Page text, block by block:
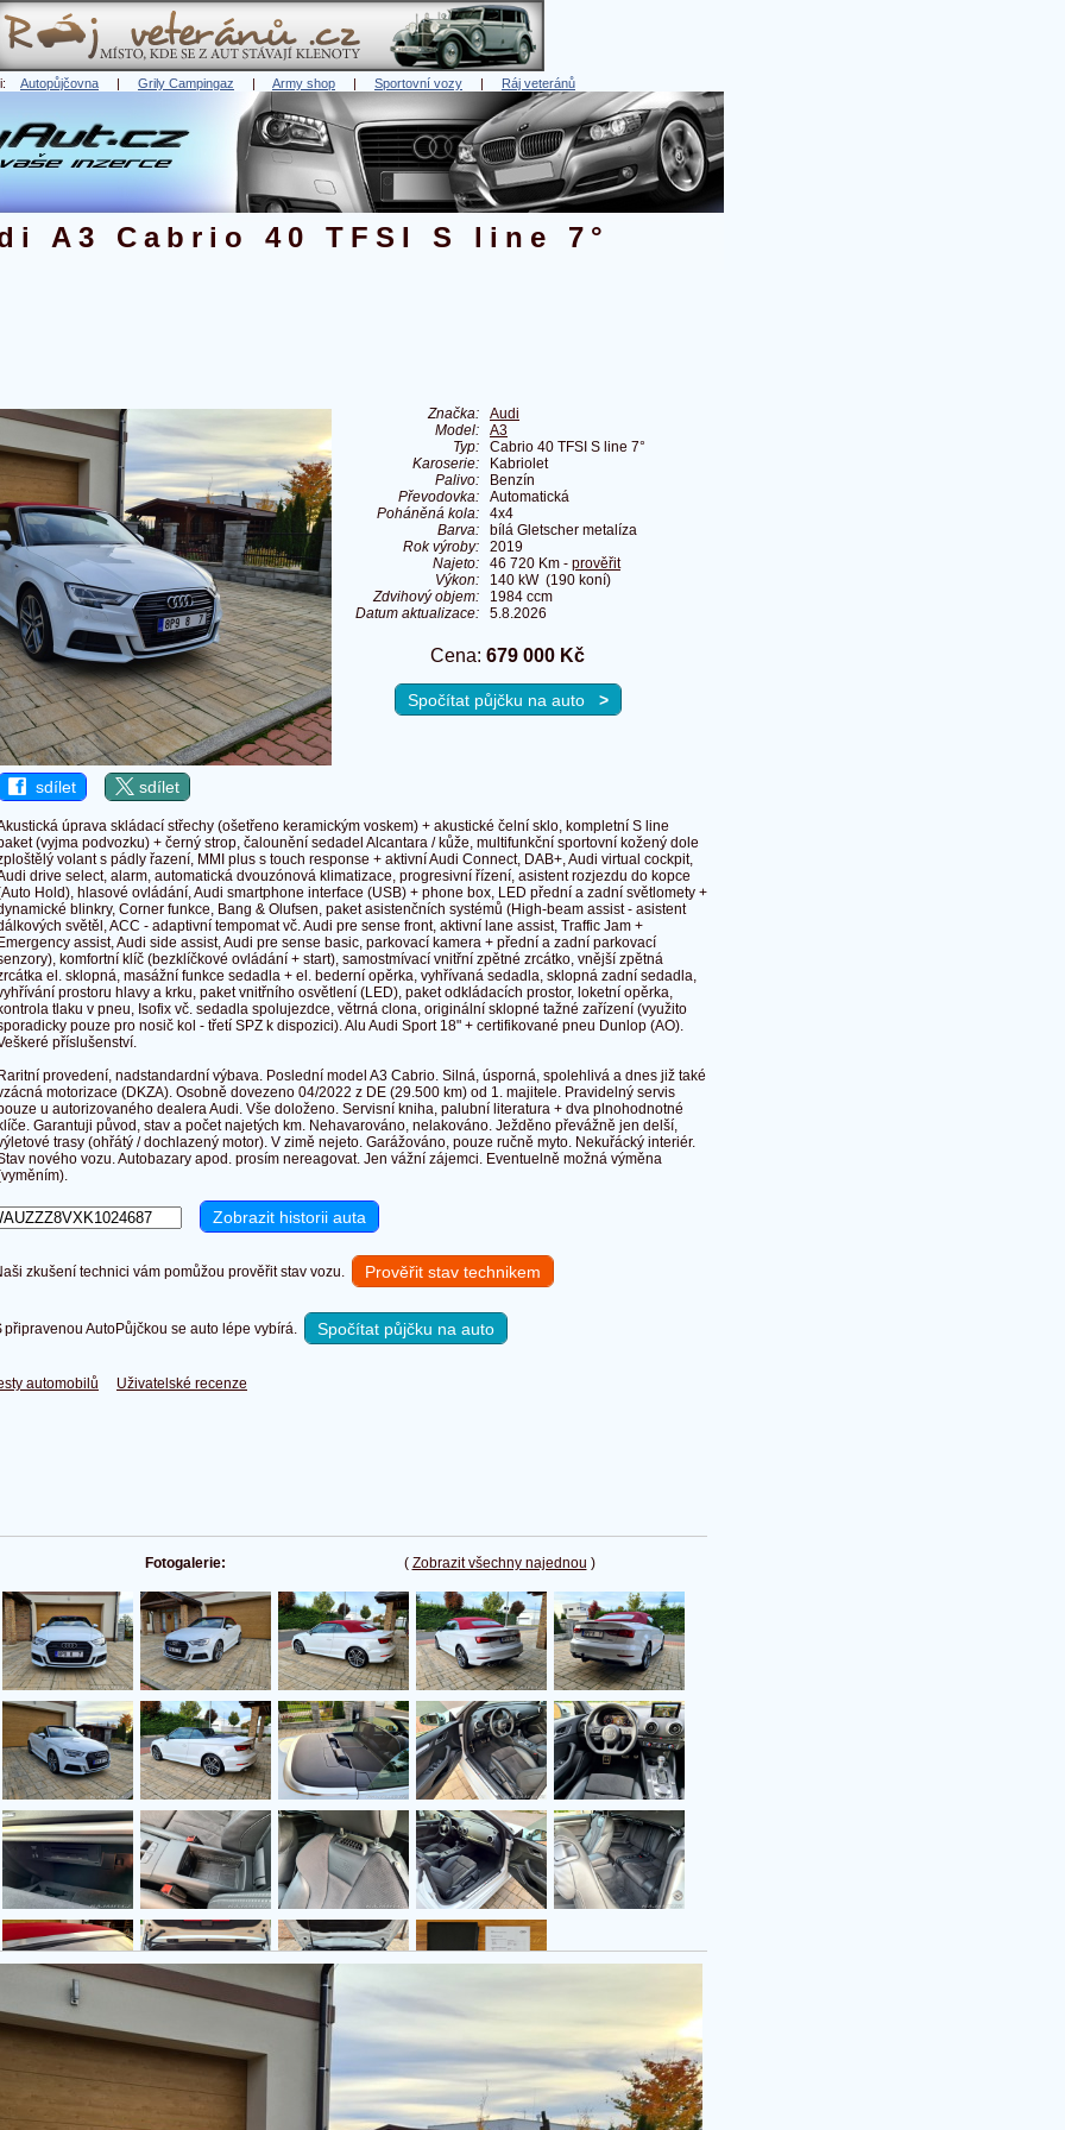
Autopůjčovna | Grily Campingaz | Army shop | Sportovní vozy | Ráj veteránů
A3 Cabrio 40 TFSI S line 7°
sdílet sdílet
Značka:
Audi
Model:
A3
Typ:
Cabrio 40 TFSI S line 7°
Karoserie:
Kabriolet
Palivo:
Benzín
Převodovka:
Automatická
Poháněná kola:
4x4
Barva:
bílá Gletscher metalíza
Rok výroby:
2019
Najeto:
46 720 Km - prověřit
Výkon:
140 kW (190 koní)
Zdvihový objem:
1984 ccm
Datum aktualizace:
5.8.2026
Cena: 679 000 Kč
Spočítat půjčku na auto >
úprava skládací střechy (ošetřeno keramickým voskem) + akustické čelní sklo, kompletní S line
(vyjma podvozku) + černý strop, čalounění sedadel Alcantara / kůže, multifunkční sportovní kožený dole
volant s pádly řazení, MMI plus s touch response + aktivní Audi Connect, DAB+, Audi virtual cockpit,
drive select, alarm, automatická dvouzónová klimatizace, progresivní řízení, asistent rozjezdu do kopce
Hold), hlasové ovládání, Audi smartphone interface (USB) + phone box, LED přední a zadní světlomety +
blinkry, Corner funkce, Bang & Olufsen, paket asistenčních systémů (High-beam assist - asistent
světěl, ACC - adaptivní tempomat vč. Audi pre sense front, aktivní lane assist, Traffic Jam +
assist, Audi side assist, Audi pre sense basic, parkovací kamera + přední a zadní parkovací
komfortní klíč (bezklíčkové ovládání + start), samostmívací vnitřní zpětné zrcátko, vnější zpětná
el. sklopná, masážní funkce sedadla + el. bederní opěrka, vyhřívaná sedadla, sklopná zadní sedadla,
prostoru hlavy a krku, paket vnitřního osvětlení (LED), paket odkládacích prostor, loketní opěrka,
tlaku v pneu, Isofix vč. sedadla spolujezdce, větrná clona, originální sklopné tažné zařízení (využito
pouze pro nosič kol - třetí SPZ k dispozici). Alu Audi Sport 18" + certifikované pneu Dunlop (AO).
příslušenství.
provedení, nadstandardní výbava. Poslední model A3 Cabrio. Silná, úsporná, spolehlivá a dnes již také
motorizace (DKZA). Osobně dovezeno 04/2022 z DE (29.500 km) od 1. majitele. Pravidelný servis
u autorizovaného dealera Audi. Vše doloženo. Servisní kniha, palubní literatura + dva plnohodnotné
Garantuji původ, stav a počet najetých km. Nehavarováno, nelakováno. Ježděno převážně jen delší,
trasy (ohřátý / dochlazený motor). V zimě nejeto. Garážováno, pouze ručně myto. Nekuřácký interiér.
nového vozu. Autobazary apod. prosím nereagovat. Jen vážní zájemci. Eventuelně možná výměna
zkušení technici vám pomůžou prověřit stav vozu. Prověřit stav technikem
AutoPůjčkou se auto lépe vybírá. Spočítat půjčku na auto
automobilů Uživatelské recenze
( Zobrazit všechny najednou )
Fotogalerie: